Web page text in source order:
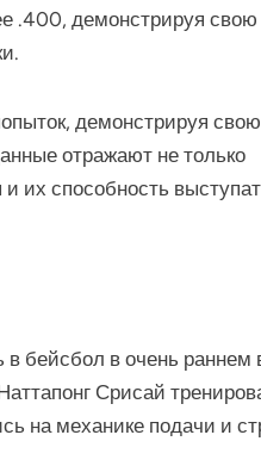
.400, демонстрируя свою
демонстрируя
отражают не только
их способность
бейсбол в очень раннем
Срисай
на механике подачи и